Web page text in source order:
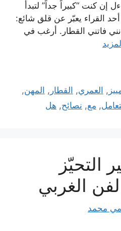
إن كنت “كبيراً جداً” لتبدأ
أحد القراء يعبّر عن قلق شائع:
فاتني القطار. أرغب في
, العمري, القطار , المهن,
, مع, نصائح, هل
التحيّز
الغربي
محمد